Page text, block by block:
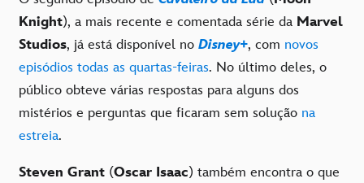
Knight), a mais recente e comentada série da Marvel
Studios, já está disponível no Disney+, com novos
episódios todas as quartas-feiras. No último deles, o
público obteve várias respostas para alguns dos
mistérios e perguntas que ficaram sem solução na
estreia.
Steven Grant (Oscar Isaac) também encontra o que